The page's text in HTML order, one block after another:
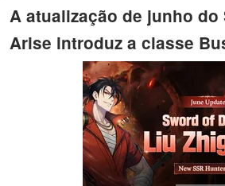
A atualização de junho
Arise introduz a classe